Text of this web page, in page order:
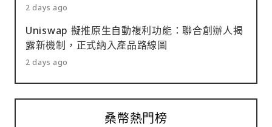
2 days ago
Uniswap 擬推原生自動複利功能：聯合創辦人揭
露新機制，正式納入產品路線圖
2 days ago
桑幣熱門榜